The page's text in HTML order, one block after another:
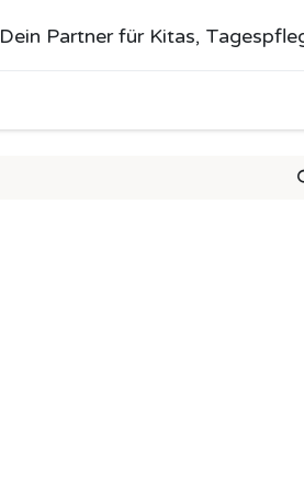
Dein Partner für Kitas,